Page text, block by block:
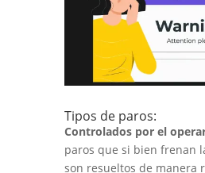
Tipos de paros:
Controlados por el
paros que si bien frenan
son resueltos de manera